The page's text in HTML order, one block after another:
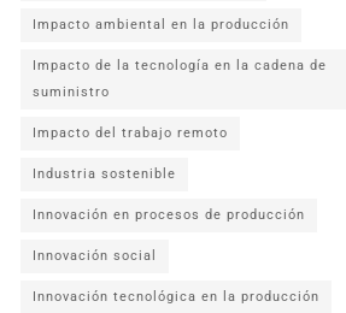
Impacto ambiental en la producción
Impacto de la tecnología en la cadena de
suministro
Impacto del trabajo remoto
Industria sostenible
Innovación en procesos de producción
Innovación social
Innovación tecnológica en la producción